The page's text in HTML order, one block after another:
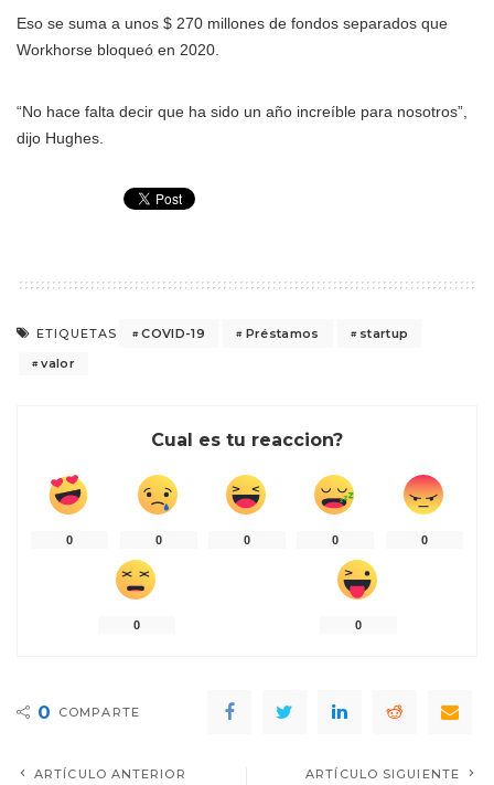
Eso se suma a unos $ 270 millones de fondos separados que
Workhorse bloqueó en 2020.
“No hace falta decir que ha sido un año increíble para nosotros”,
dijo Hughes.
ETIQUETAS COVID-19 Préstamos
startup
valor
Cual es tu reaccion?
0 0 0 0 0
0 0
0 COMPARTE
ARTÍCULO ANTERIOR ARTÍCULO SIGUIENTE